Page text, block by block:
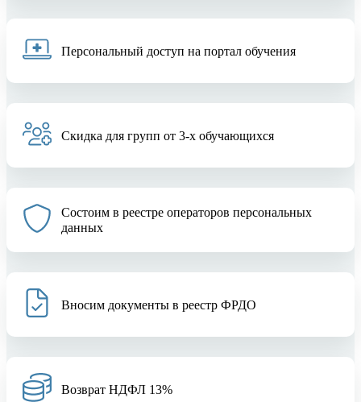
Персональный доступ на портал обучения
Скидка для групп от 3-х обучающихся
Состоим в реестре операторов персональных
данных
Вносим документы в реестр ФРДО
Возврат НДФЛ 13%